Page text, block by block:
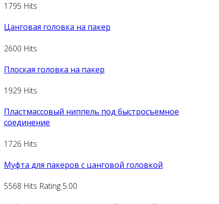
1795 Hits
Цанговая головка на пакер
2600 Hits
Плоская головка на пакер
1929 Hits
Пластмассовый ниппель под быстросъемное
соединение
1726 Hits
Муфта для пакеров с цанговой головкой
5568 Hits Rating 5.00